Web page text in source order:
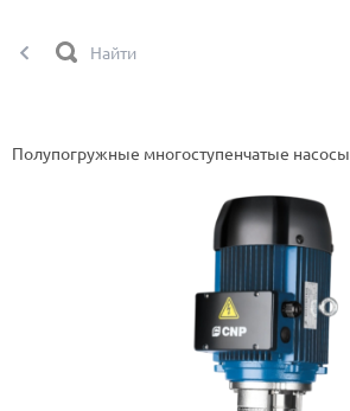
Полупогружные многоступенчатые насосы